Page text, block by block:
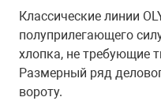
Классические линии
полуприлегающего
хлопка, не требующие
Размерный ряд
вороту.